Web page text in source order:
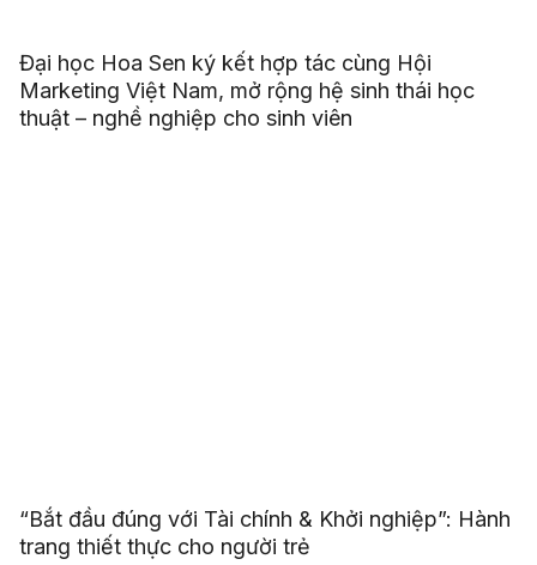
Đại học Hoa Sen ký kết hợp tác cùng Hội
Marketing Việt Nam, mở rộng hệ sinh thái học
thuật – nghề nghiệp cho sinh viên
“Bắt đầu đúng với Tài chính & Khởi nghiệp”: Hành
trang thiết thực cho người trẻ